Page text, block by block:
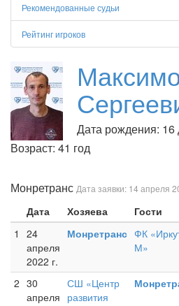
Рекомендованные судьи
Рейтинг игроков
Дата рождения: 16
Возраст: 41 год
Монретранс Дата заявки: 14 апреля
Дата Хозяева Гости
1
24
апреля
2022 г.
Монретранс ФК
М»
2 30
апреля
СШ «Центр
развития